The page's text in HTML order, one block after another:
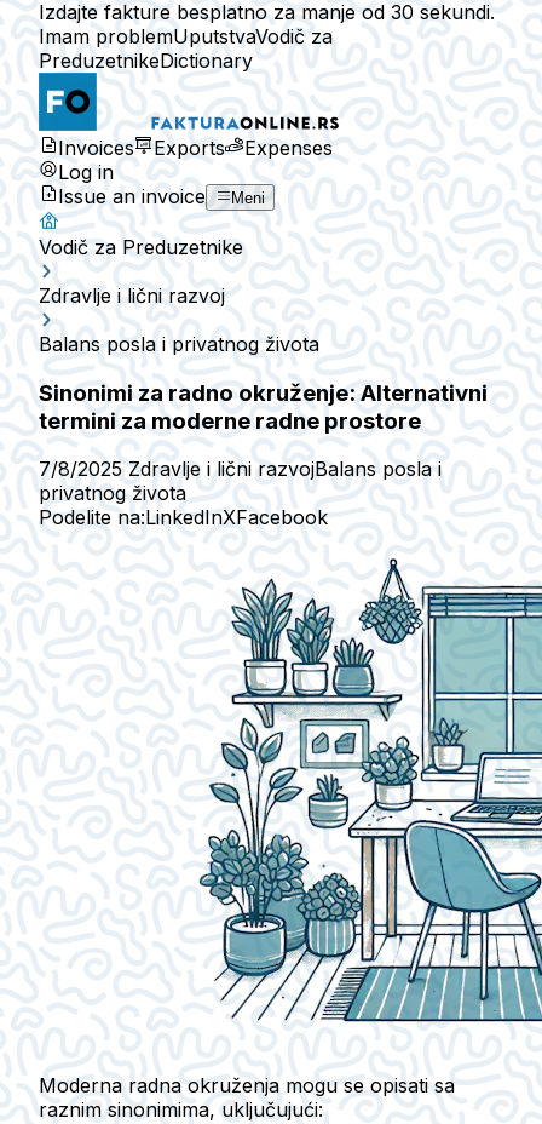
Izdajte fakture besplatno za manje od 30 sekundi.
Imam problemUputstvaVodič za
PreduzetnikeDictionary
Invoices Exports
Expenses
Log in
Issue an invoice
Meni
Vodič za Preduzetnike
Zdravlje i lični razvoj
Balans posla i privatnog života
Sinonimi za radno okruženje: Alternativni
termini za moderne radne prostore
7/8/2025 Zdravlje i lični razvojBalans posla i
privatnog života
Podelite na:LinkedInXFacebook
Moderna radna okruženja mogu se opisati sa
raznim sinonimima, uključujući: